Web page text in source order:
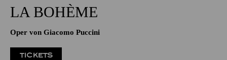
LA BOHÈME
Oper von Giacomo Puccini
TICKETS